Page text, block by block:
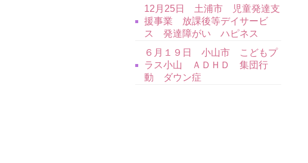
12月25日 土浦市 児童発達支
援事業 放課後等デイサービ
ス 発達障がい ハピネス
６月１９日 小山市 こどもプ
ラス小山 ＡＤＨＤ 集団行
動 ダウン症